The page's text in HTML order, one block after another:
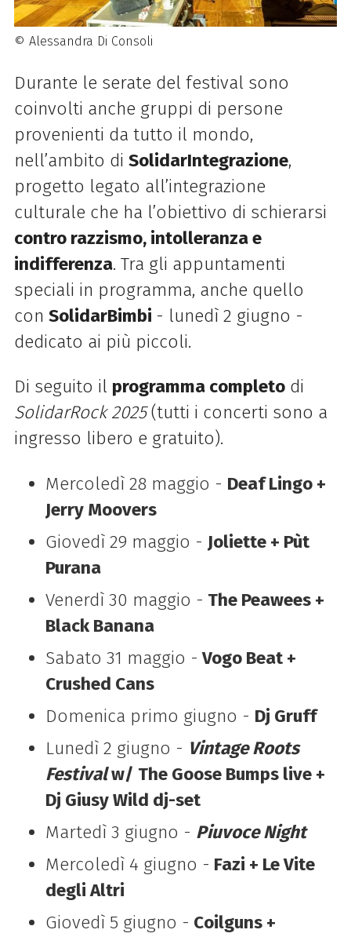
© Alessandra Di Consoli
Durante le serate del festival sono
coinvolti anche gruppi di persone
provenienti da tutto il mondo,
nell’ambito di SolidarIntegrazione,
progetto legato all’integrazione
culturale che ha l’obiettivo di schierarsi
contro razzismo, intolleranza e
indifferenza. Tra gli appuntamenti
speciali in programma, anche quello
con SolidarBimbi - lunedì 2 giugno -
dedicato ai più piccoli.
Di seguito il programma completodi
SolidarRock 2025(tutti i concerti sono a
ingresso libero e gratuito).
Mercoledì 28 maggio - Deaf Lingo +
Jerry Moovers
Giovedì 29 maggio - Joliette + Pùt
Purana
Venerdì 30 maggio - The Peawees +
Black Banana
Sabato 31 maggio - Vogo Beat +
Crushed Cans
Domenica primo giugno - Dj Gruff
Lunedì 2 giugno - Vintage Roots
Festivalw/ The Goose Bumps live +
Dj Giusy Wild dj-set
Martedì 3 giugno - Piuvoce Night
Mercoledì 4 giugno - Fazi + Le Vite
degli Altri
Giovedì 5 giugno - Coilguns +